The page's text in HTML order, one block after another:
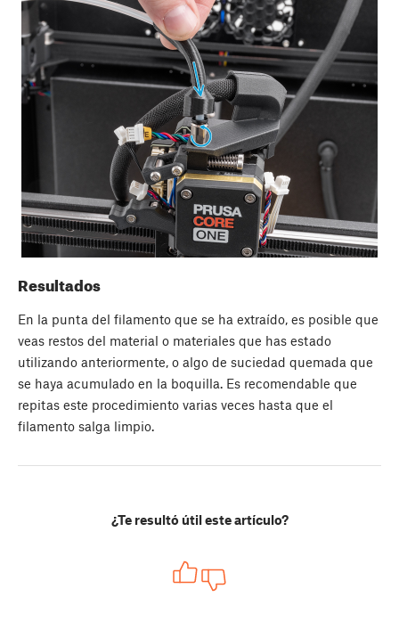
Resultados
En la punta del filamento que se ha extraído, es posible que
veas restos del material o materiales que has estado
utilizando anteriormente, o algo de suciedad quemada que
se haya acumulado en la boquilla. Es recomendable que
repitas este procedimiento varias veces hasta que el
filamento salga limpio.
¿Te resultó útil este artículo?